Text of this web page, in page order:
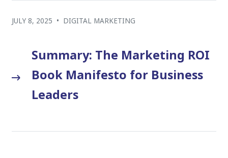
JULY 8, 2025 • DIGITAL MARKETING
Summary: The Marketing ROI
Book Manifesto for Business
Leaders